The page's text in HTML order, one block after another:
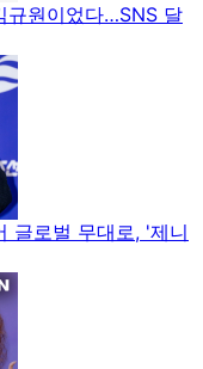
규원이었다…SNS 달
글로벌 무대로, '제니